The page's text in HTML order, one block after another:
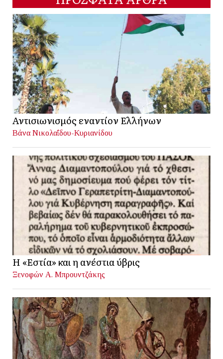
Αντισιωνισμός εναντίον Ελλήνων
Βάνα Νικολαΐδου-Κυριανίδου
Η «Εστία» και η ανέστια ύβρις
Ξενοφών Α. Μπρουντζάκης